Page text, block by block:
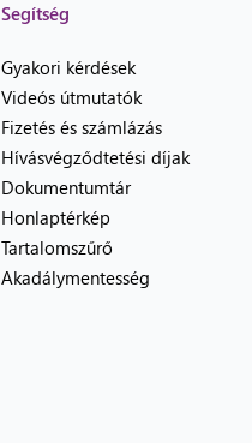
Segítség
Gyakori kérdések
Videós útmutatók
Fizetés és számlázás
Hívásvégződtetési díjak
Dokumentumtár
Honlaptérkép
Tartalomszűrő
Akadálymentesség